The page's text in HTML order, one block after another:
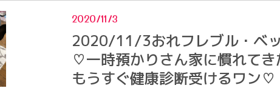
2020/11/3
2020/11/3おれフレブル・ベ
♡一時預かりさん家に慣れてき
もうすぐ健康診断受けるワン♡